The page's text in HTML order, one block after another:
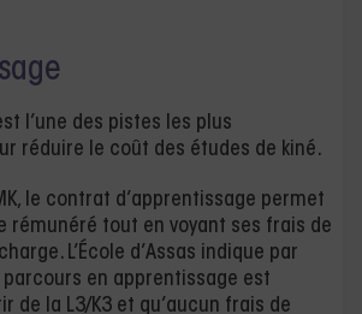
l’une des pistes les plus
réduire le coût des études de kiné.
le contrat d’apprentissage permet
rémunéré tout en voyant ses frais de
L’École d’Assas indique par
parcours en apprentissage est
de la L3/K3 et qu’aucun frais de